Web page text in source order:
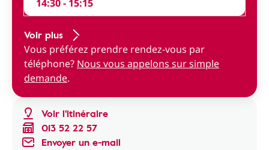
Voir l'itinéraire
013 52 22 57
Envoyer un e-mail
14:30 - 15:15
Voir plus
Vous préférez prendre rendez-vous par
téléphone? Nous vous appelons sur simple
demande.